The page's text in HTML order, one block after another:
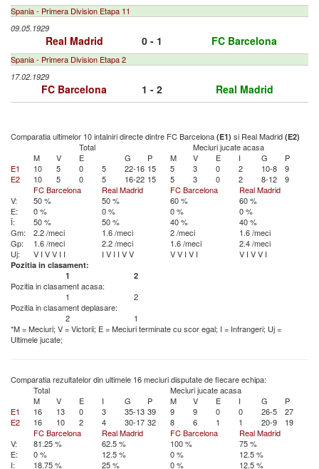
Spania - Primera Division Etapa 11
09.05.1929
Real Madrid 0 - 1 FC Barcelona
Spania - Primera Division Etapa 2
17.02.1929
FC Barcelona 1 - 2 Real Madrid
Comparatia ultimelor 10 intalniri directe dintre FC Barcelona (E1) si Real Madrid (E2)
Total
Meciuri jucate acasa
M
V E G P M V E I G
P
E1
10 5 0 5 22-16 15 5 3 0 2 10-8
9
E2
10 5 0 5 16-22 15 5 3 0 2 8-12
9
FC Barcelona
Real Madrid FC Barcelona
Real Madrid
V:
50 % 50 % 60 %
60 %
E:
0 % 0 % 0 %
0 %
Î:
50 % 50 % 40 %
40 %
Gm:
2.2 /meci 1.6 /meci 2 /meci
1.6 /meci
Gp:
1.6 /meci 2.2 /meci 1.6 /meci
2.4 /meci
Uj:
V I VV I I I V I I VV VV I V I V I VV I
Pozitia in clasament:
1
2
Pozitia in clasament acasa:
1
2
Pozitia in clasament deplasare:
2
1
*M = Meciuri; V = Victorii; E = Meciuri terminate cu scor egal; I = Infrangeri; Uj =
Ultimele jucate;
Comparatia rezultatelor din ultimele 16 meciuri disputate de fiecare echipa:
Total
Meciuri jucate acasa
M
V E I G P M V E I G
P
E1
16 13 0 3 35-13 39 9 9 0 0 26-5
27
E2
16 10 2 4 30-17 32 8 6 1 1 20-9
19
FC Barcelona
Real Madrid FC Barcelona
Real Madrid
V:
81.25 % 62.5 % 100 %
75 %
E:
0 % 12.5 % 0 %
12.5 %
I:
18.75 % 25 % 0 % 12.5 %